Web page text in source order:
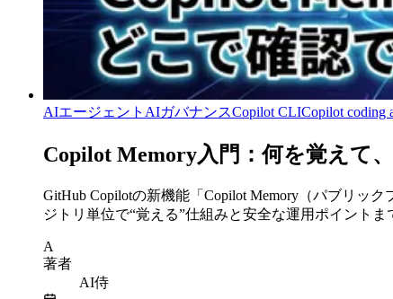
AIエージェント AIガバナンスCopilot CLICopilot coding
Copilot Memory入門：何を覚えて
GitHub Copilotの新機能「Copilot Memory（パブリッ
ジトリ単位で“覚える”仕組みと安全な運用ポイントま
A
著者
AI侍